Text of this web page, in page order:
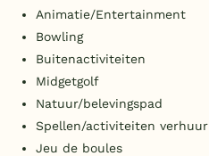
Animatie/Entertainment
Bowling
Buitenactiviteiten
Midgetgolf
Natuur/belevingspad
Spellen/activiteiten verhuur
Jeu de boules